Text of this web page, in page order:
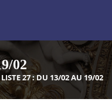
02
LISTE 27 : DU 13/02 AU 19/02